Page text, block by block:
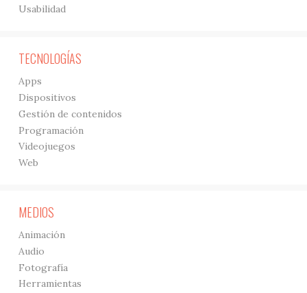
Usabilidad
TECNOLOGÍAS
Apps
Dispositivos
Gestión de contenidos
Programación
Videojuegos
Web
MEDIOS
Animación
Audio
Fotografía
Herramientas